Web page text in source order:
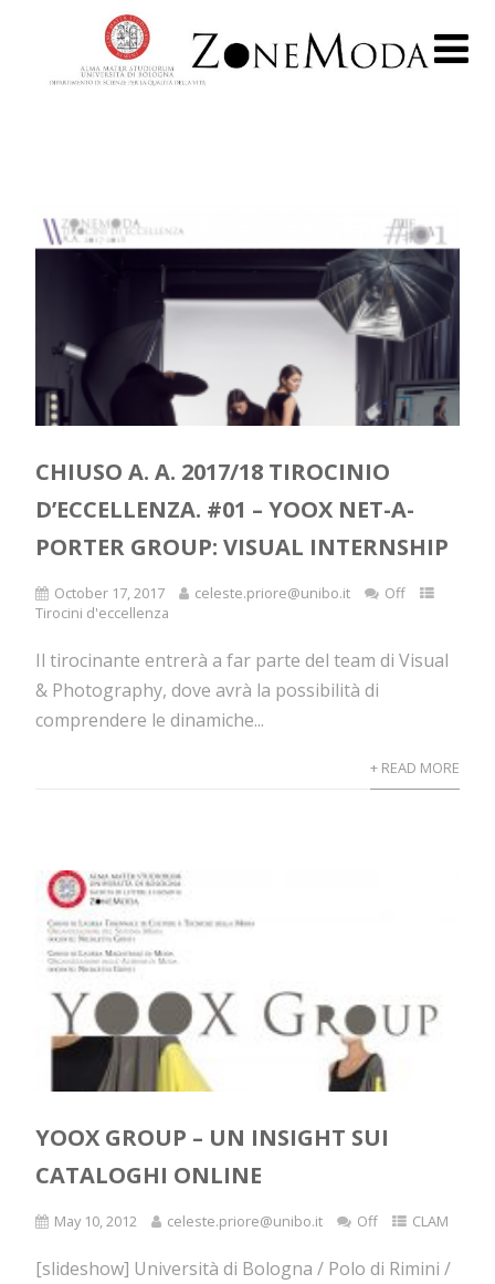
CHIUSO A. A. 2017/18 TIROCINIO
D’ECCELLENZA. #01 – YOOX NET-A-
PORTER GROUP: VISUAL INTERNSHIP
October 17, 2017 celeste.priore@unibo.it
Off
Tirocini d'eccellenza
Il tirocinante entrerà a far parte del team di Visual
& Photography, dove avrà la possibilità di
comprendere le dinamiche...
+ READ MORE
YOOX GROUP – UN INSIGHT SUI
CATALOGHI ONLINE
May 10, 2012 celeste.priore@unibo.it Off CLAM
[slideshow] Università di Bologna / Polo di Rimini /